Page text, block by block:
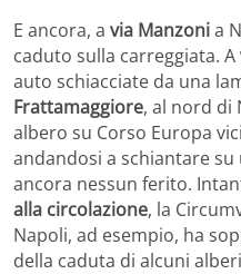
E ancora, a via Manzonia
caduto sulla carreggiata. A
auto schiacciate da una
Frattamaggiore, al nord di
albero su Corso Europa
andandosi a schiantare
ancora nessun ferito.
alla circolazione, la
Napoli, ad esempio, ha
della caduta di alcuni